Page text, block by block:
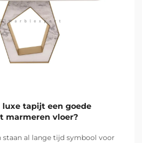
luxe tapijt een goede
marmeren vloer?
staan al lange tijd symbool voor